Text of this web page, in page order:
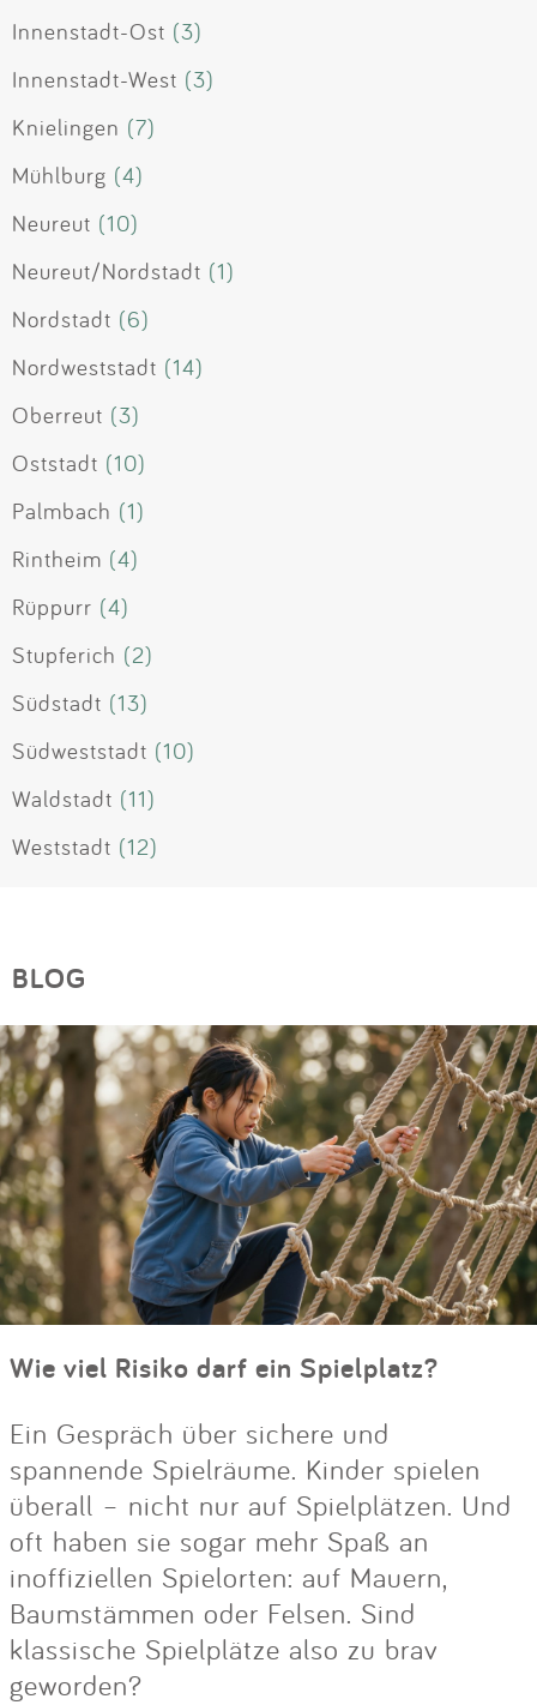
Innenstadt-Ost (3)
Innenstadt-West (3)
Knielingen (7)
Mühlburg (4)
Neureut (10)
Neureut/Nordstadt (1)
Nordstadt (6)
Nordweststadt (14)
Oberreut (3)
Oststadt (10)
Palmbach (1)
Rintheim (4)
Rüppurr (4)
Stupferich (2)
Südstadt (13)
Südweststadt (10)
Waldstadt (11)
Weststadt (12)
BLOG
Wie viel Risiko darf ein Spielplatz?
Ein Gespräch über sichere und
spannende Spielräume. Kinder spielen
überall – nicht nur auf Spielplätzen. Und
oft haben sie sogar mehr Spaß an
inoffiziellen Spielorten: auf Mauern,
Baumstämmen oder Felsen. Sind
klassische Spielplätze also zu brav
geworden?